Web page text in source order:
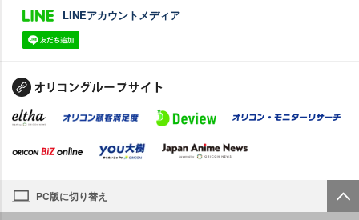
LINEアカウントメディア
PC版に切り替え